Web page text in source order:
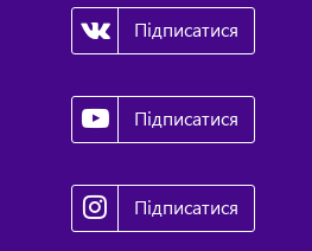
Підписатися
Підписатися
Підписатися